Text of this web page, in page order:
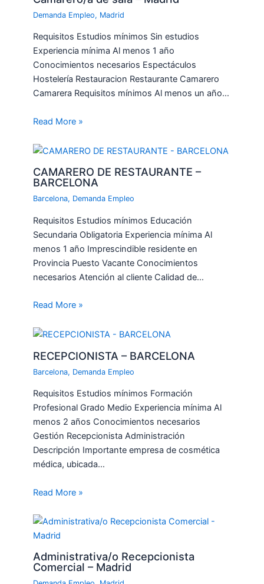
Demanda Empleo, Madrid
Requisitos Estudios mínimos Sin estudios
Experiencia mínima Al menos 1 año
Conocimientos necesarios Espectáculos
Hostelería Restauracion Restaurante Camarero
Camarera Requisitos mínimos Al menos un año…
Read More »
CAMARERO DE RESTAURANTE –
BARCELONA
Barcelona, Demanda Empleo
Requisitos Estudios mínimos Educación
Secundaria Obligatoria Experiencia mínima Al
menos 1 año Imprescindible residente en
Provincia Puesto Vacante Conocimientos
necesarios Atención al cliente Calidad de…
Read More »
RECEPCIONISTA – BARCELONA
Barcelona, Demanda Empleo
Requisitos Estudios mínimos Formación
Profesional Grado Medio Experiencia mínima Al
menos 2 años Conocimientos necesarios
Gestión Recepcionista Administración
Descripción Importante empresa de cosmética
médica, ubicada…
Read More »
Administrativa/o Recepcionista
Comercial – Madrid